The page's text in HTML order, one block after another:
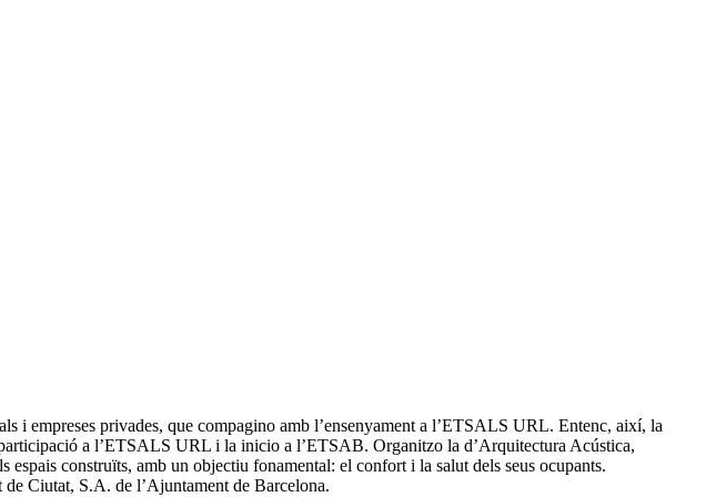
i empreses privades, que compagino amb l’ensenyament a l’ETSALS URL. Entenc, així, la
a l’ETSALS URL i la inicio a l’ETSAB. Organitzo la d’Arquitectura Acústica,
construïts, amb un objectiu fonamental: el confort i la salut dels seus ocupants.
Ciutat, S.A. de l’Ajuntament de Barcelona.